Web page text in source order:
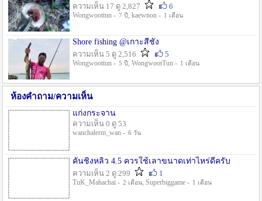
ความเห็น 17 ดู 2,827
6
Wongwoottun - 7 ปี , kaewnon - 1 เดือน
Shore fishing @เกาะสีชัง
ความเห็น 5 ดู 2,516
5
Wongwoottun - 5 ปี , WongwootTun - 1 เดือน
ห้องคำถาม/ความเห็น
แก่งกระจาน
ความเห็น 0 ดู 53
wanchalerm_wan - 6 วัน
คันชิงหลิว 4.5 ควรใช้เลาขนาดเท่าไหร่ดีครับ
ความเห็น 2 ดู 299
1
TuK_Mahachai - 2 เดือน, Superbiggame - 1 เดือน